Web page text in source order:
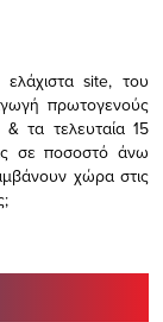
ελάχισταsite, του
πρωτογενούς
τα τελευταία 15
σε ποσοστό άνω
χώρα στις